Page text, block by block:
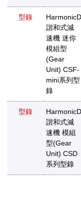
型錄
諧和式減
速機 迷你
模組型
(Gear
Unit) CSF-
mini系列型
錄
型錄
諧和式減
速機 模組
型(Gear
Unit) CSD
系列型錄